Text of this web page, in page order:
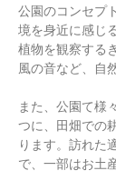
公園のコンセプ
境を身近に感じ
植物を観察する
風の音など、自
また、公園て様
つに、田畑での
ります。訪れた
で、一部はお土